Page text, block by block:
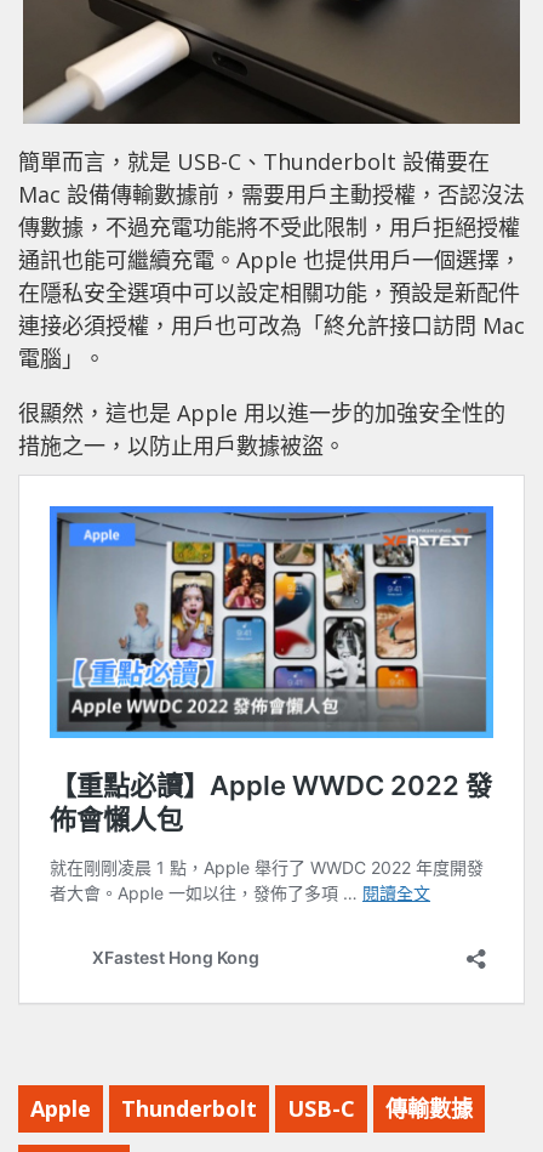
簡單而言，就是 USB-C、Thunderbolt 設備要在
Mac 設備傳輸數據前，需要用戶主動授權，否認沒法
傳數據，不過充電功能將不受此限制，用戶拒絕授權
通訊也能可繼續充電。Apple 也提供用戶一個選擇，
在隱私安全選項中可以設定相關功能，預設是新配件
連接必須授權，用戶也可改為「終允許接口訪問 Mac
電腦」。
很顯然，這也是 Apple 用以進一步的加強安全性的
措施之一，以防止用戶數據被盜。
Apple Thunderbolt USB-C 傳輸數據